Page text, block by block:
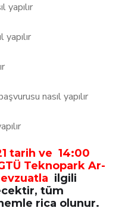
yapılır
nasıl yapılır
tarih ve 14:00
Teknopark Ar-
ilgili
tüm
rica olunur.